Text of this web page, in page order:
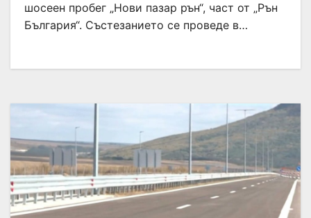
шосеен пробег „Нови пазар рън“, част от „Рън
България“. Състезанието се проведе в…